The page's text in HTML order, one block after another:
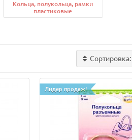
Кольца, полукольца, рамки
пластиковые
Сортировка:
Лидер продаж!